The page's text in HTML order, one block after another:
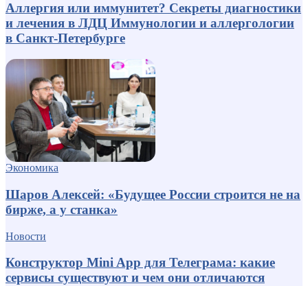
Аллергия или иммунитет? Секреты диагностики
и лечения в ЛДЦ Иммунологии и аллергологии
в Санкт-Петербурге
Экономика
Шаров Алексей: «Будущее России строится не на
бирже, а у станка»
Новости
Конструктор Mini App для Телеграма: какие
сервисы существуют и чем они отличаются